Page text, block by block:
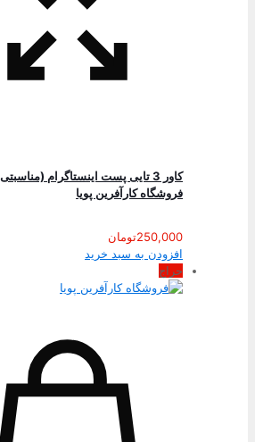
کاور 3 تایی پست اینستاگرام (مناسبتی)|
فروشگاه کارآفرین پویا
250,000تومان
افزودن به سبد خرید
حراج